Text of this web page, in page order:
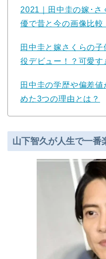
2021｜田中圭の嫁･さ
優で昔と今の画像比較
田中圭と嫁さくらの
役デビュー！？可愛す
田中圭の学歴や偏差
めた3つの理由とは？
山下智久が人生で一番